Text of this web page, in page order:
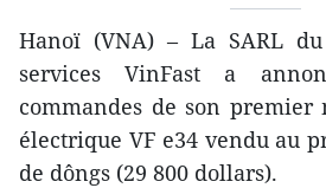
Hanoï (VNA) – La SARL
services VinFast a
commandes de son premier
électrique VF e34 vendu au
de dôngs (29 800 dollars).